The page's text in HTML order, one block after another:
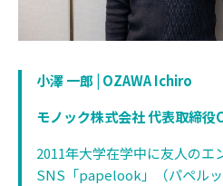
小澤 一郎 | OZAWA Ichiro
モノック株式会社 代表取締役
2011年大学在学中に友人のエ
SNS「papelook」（パペル